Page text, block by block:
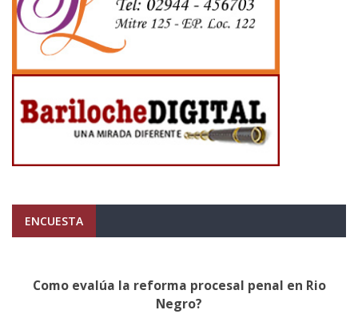
ENCUESTA
Como evalúa la reforma procesal penal en Rio
Negro?